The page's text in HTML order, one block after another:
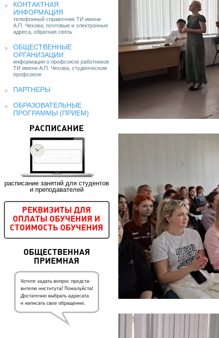
КОНТАКТНАЯ
ИНФОРМАЦИЯ
телефонный справочник ТИ имени
А.П. Чехова, почтовые и электронные
адреса, обратная связь
ОБЩЕСТВЕННЫЕ
ОРГАНИЗАЦИИ
информация о профсоюзе работников
ТИ имени А.П. Чехова, студенческом
профсоюзе
ПАРТНЕРЫ
ОБРАЗОВАТЕЛЬНЫЕ
ПРОГРАММЫ (ПРИЕМ)
РАСПИСАНИЕ
расписание занятий для студентов
и преподавателей
РЕКВИЗИТЫ ДЛЯ
ОПЛАТЫ ОБУЧЕНИЯ И
СТОИМОСТЬ ОБУЧЕНИЯ
ОБЩЕСТВЕННАЯ
ПРИЕМНАЯ